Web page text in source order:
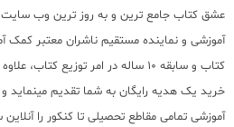
عشق کتاب جامع ترین و به روز ترین وب سایت
کتاب و سابقه 10 ساله در امر توزیع
خرید یک هدیه رایگان به شما تقدیم مینماید
آموزشی تمامی مقاطع تحصیلی تا کنکور را